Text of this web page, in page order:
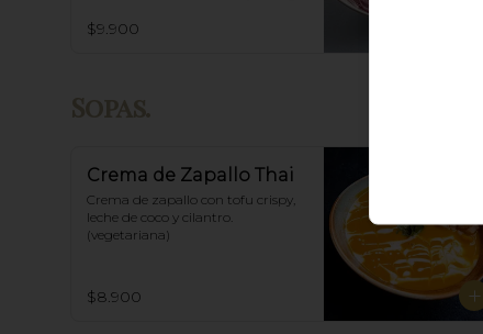
$9.900
Crema de Zapallo Thai
Crema de zapallo con tofu crispy,
leche de coco y cilantro.
(vegetariana)
$8.900